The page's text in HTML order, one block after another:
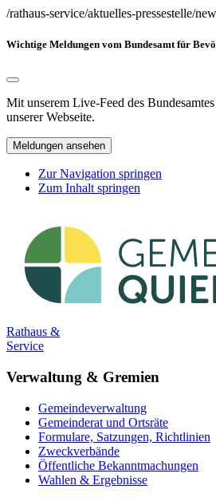
/rathaus-service/aktuelles-pressestelle/
Wichtige Meldungen vom Bundesamt für
Mit unserem Live-Feed des
unserer Webseite.
Meldungen ansehen
Zur Navigation springen
Zum Inhalt springen
Rathaus &
Service
Verwaltung & Gremien
Gemeindeverwaltung
Gemeinderat und Ortsräte
Formulare, Satzungen, Richtlinien
Zweckverbände
Öffentliche Bekanntmachungen
Wahlen & Ergebnisse